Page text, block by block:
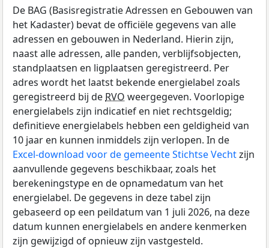
De BAG (Basisregistratie Adressen en Gebouwen van
het Kadaster) bevat de officiële gegevens van alle
adressen en gebouwen in Nederland. Hierin zijn,
naast alle adressen, alle panden, verblijfsobjecten,
standplaatsen en ligplaatsen geregistreerd. Per
adres wordt het laatst bekende energielabel zoals
geregistreerd bij de RVO weergegeven. Voorlopige
energielabels zijn indicatief en niet rechtsgeldig;
definitieve energielabels hebben een geldigheid van
10 jaar en kunnen inmiddels zijn verlopen. In de
Excel-download voor de gemeente Stichtse Vechtzijn
aanvullende gegevens beschikbaar, zoals het
berekeningstype en de opnamedatum van het
energielabel. De gegevens in deze tabel zijn
gebaseerd op een peildatum van 1 juli 2026, na deze
datum kunnen energielabels en andere kenmerken
zijn gewijzigd of opnieuw zijn vastgesteld.